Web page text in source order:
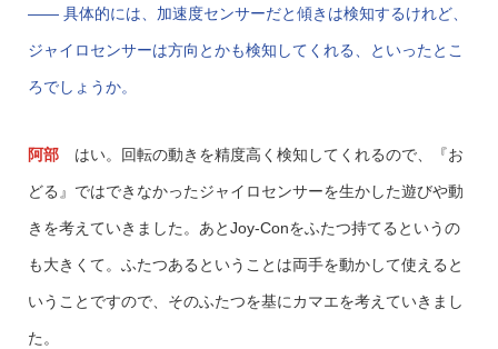
—— 具体的には、加速度センサーだと傾きは検知するけれど、
ジャイロセンサーは方向とかも検知してくれる、といったとこ
ろでしょうか。
阿部はい。回転の動きを精度高く検知してくれるので、『お
どる』ではできなかったジャイロセンサーを生かした遊びや動
きを考えていきました。あとJoy-Conをふたつ持てるというの
も大きくて。ふたつあるということは両手を動かして使えると
いうことですので、そのふたつを基にカマエを考えていきまし
た。